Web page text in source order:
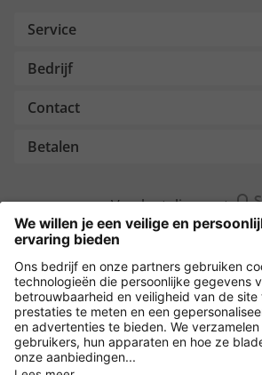
Service
Bedrijf
Contact
Betalen
Versleuteling met
Overige webwinkels
België